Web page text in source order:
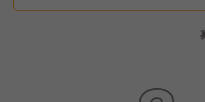
連休が取得可
※全社員に徹